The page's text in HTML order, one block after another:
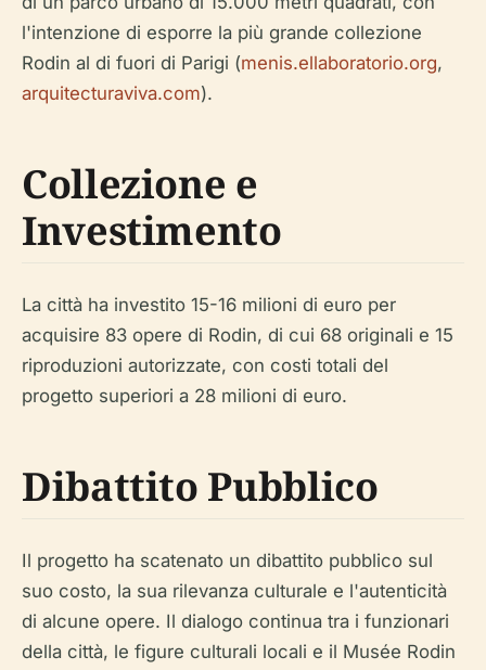
l'intenzione di esporre la più grande collezione
Rodin al di fuori di Parigi (menis.ellaboratorio.org,
arquitecturaviva.com).
Collezione e
Investimento
La città ha investito 15-16 milioni di euro per
acquisire 83 opere di Rodin, di cui 68 originali e 15
riproduzioni autorizzate, con costi totali del
progetto superiori a 28 milioni di euro.
Dibattito Pubblico
Il progetto ha scatenato un dibattito pubblico sul
suo costo, la sua rilevanza culturale e l'autenticità
di alcune opere. Il dialogo continua tra i funzionari
della città, le figure culturali locali e il Musée Rodin